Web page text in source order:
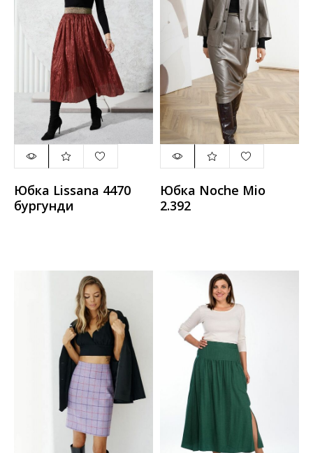
Юбка Lissana 4470
бургунди
Юбка Noche Mio
2.392